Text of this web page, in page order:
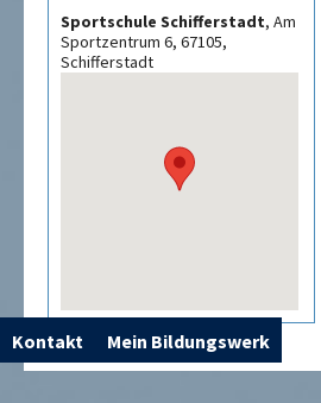
Sportschule Schifferstadt, Am
Sportzentrum 6, 67105,
Schifferstadt
Kontakt Mein Bildungswerk